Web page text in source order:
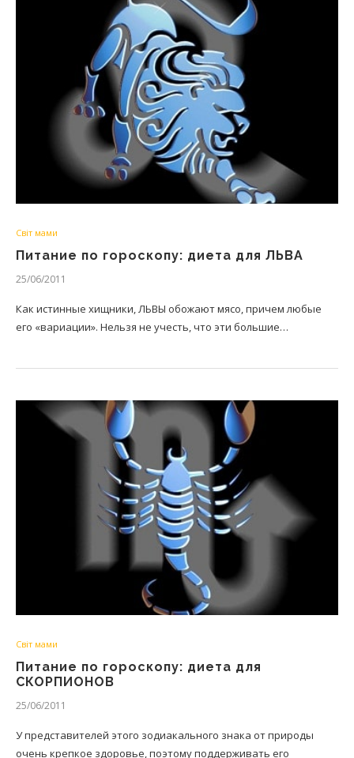
Світ мами
Питание по гороскопу: диета для ЛЬВА
25/06/2011
Как истинные хищники, ЛЬВЫ обожают мясо, причем любые
его «вариации». Нельзя не учесть, что эти большие…
Світ мами
Питание по гороскопу: диета для
СКОРПИОНОВ
25/06/2011
У представителей этого зодиакального знака от природы
очень крепкое здоровье, поэтому поддерживать его